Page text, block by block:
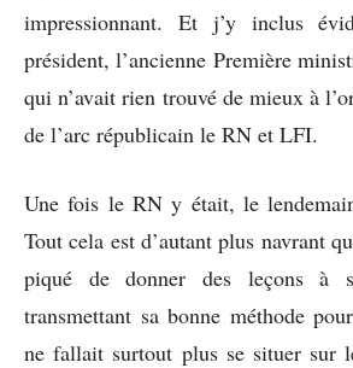
impressionnant. Et j’y inclus
président, l’ancienne Première
qui n’avait rien trouvé de mieux à
de l’arc républicain le RN et LFI.
Une fois le RN y était, le
Tout cela est d’autant plus navrant
piqué de donner des leçons à
transmettant sa bonne méthode
ne fallait surtout plus se situer sur